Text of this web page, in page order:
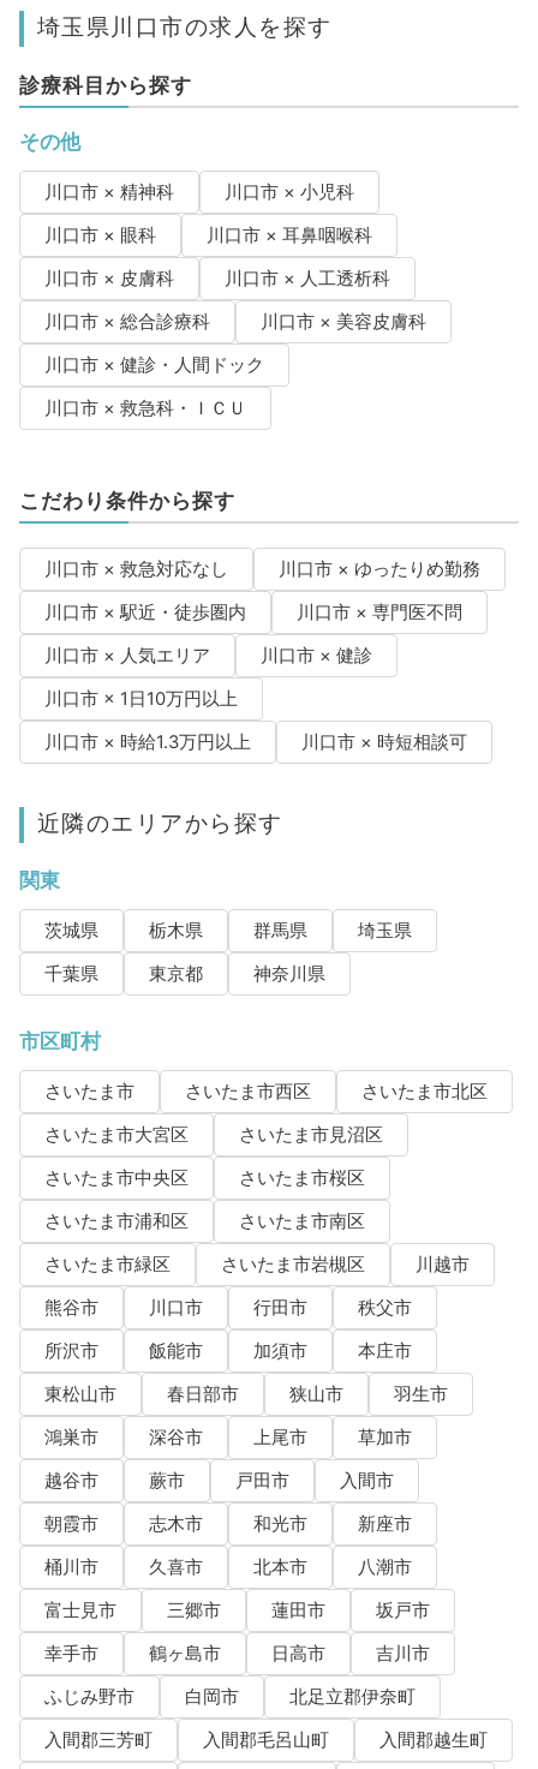
埼玉県川口市の求人を探す
診療科目から探す
その他
川口市 × 精神科
川口市 × 小児科
川口市 × 眼科
川口市 × 耳鼻咽喉科
川口市 × 皮膚科
川口市 × 人工透析科
川口市 × 総合診療科
川口市 × 美容皮膚科
川口市 × 健診・人間ドック
川口市 × 救急科・ＩＣＵ
こだわり条件から探す
川口市 × 救急対応なし
川口市 × ゆったりめ勤務
川口市 × 駅近・徒歩圏内
川口市 × 専門医不問
川口市 × 人気エリア
川口市 × 健診
川口市 × 1日10万円以上
川口市 × 時給1.3万円以上
川口市 × 時短相談可
近隣のエリアから探す
関東
茨城県 栃木県 群馬県
埼玉県
千葉県
東京都 神奈川県
市区町村
さいたま市 さいたま市西区
さいたま市北区
さいたま市大宮区
さいたま市見沼区
さいたま市中央区
さいたま市桜区
さいたま市浦和区
さいたま市南区
さいたま市緑区
さいたま市岩槻区
川越市
熊谷市
川口市 行田市
秩父市
所沢市
飯能市 加須市
本庄市
東松山市
春日部市 狭山市
羽生市
鴻巣市
深谷市 上尾市
草加市
越谷市
蕨市 戸田市
入間市
朝霞市
志木市 和光市
新座市
桶川市
久喜市 北本市
八潮市
富士見市
三郷市 蓮田市
坂戸市
幸手市
鶴ヶ島市 日高市
吉川市
ふじみ野市
白岡市
北足立郡伊奈町
入間郡三芳町
入間郡毛呂山町
入間郡越生町